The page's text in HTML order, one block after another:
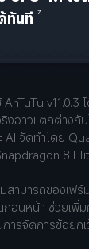
ทันที
7
v11.0.3
งอาจแตกต่างกัน
AI จัดทำโดย
8
สามารถของเฟิร์
ก่อนหน้า ช่วยเพิ่
ารจัดการข้อยก